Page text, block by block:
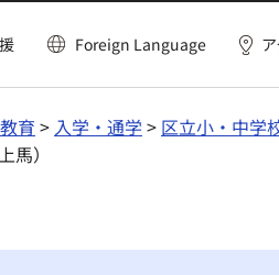
Foreign Language
育 > 入学・通学 > 区立小・中学
）